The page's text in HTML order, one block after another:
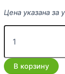
Цена указана за
В корзину